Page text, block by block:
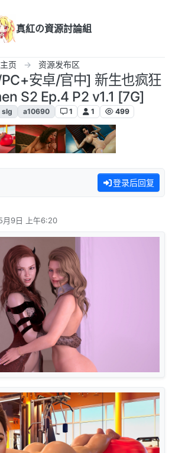
真紅の資源討論組
主页 资源发布区
安卓/官中] 新生也疯狂
S2 Ep.4 P2 v1.1 [7G]
slg a10690 1 1 499
登录后回复
月9日 上午6:20